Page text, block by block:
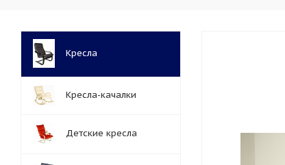
Кресла
Кресла-качалки
Детские кресла